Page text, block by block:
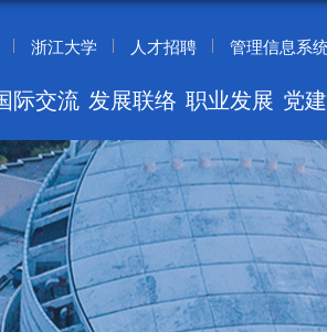
浙江大学 人才招聘 管理信息系
际交流 发展联络 职业发展 党